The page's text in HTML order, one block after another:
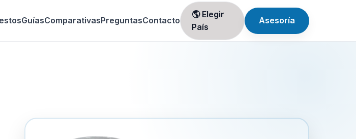
GuíasComparativasPreguntasContacto
🌎 Elegir
País
Asesoría